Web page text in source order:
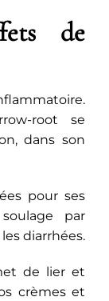
de
root se
dans son
pour ses
par
diarrhées.
de lier et
crèmes et